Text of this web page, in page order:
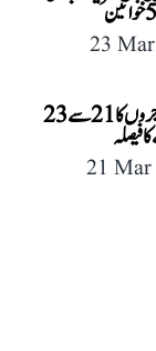
23
کورونا وائرس: دہلی کے تاجروں کا21 سے 23
فیصلہ
21